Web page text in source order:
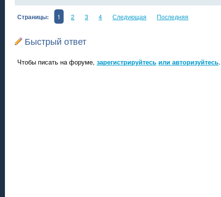
Страницы: 1 2 3 4 Следующая Последняя
Быстрый ответ
Чтобы писать на форуме, зарегистрируйтесь или авторизуйтесь.